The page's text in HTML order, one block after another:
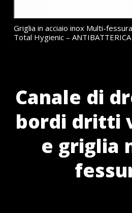
Griglia in acciaio inox Multi-
Total Hygienic –
Canale di
bordi dritti
e griglia